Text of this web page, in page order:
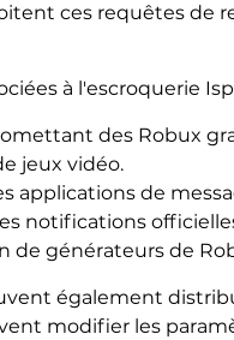
ces requêtes
à l'escroquerie
des Robux
jeux vidéo.
applications de
notifications
de générateurs de
également
modifier les